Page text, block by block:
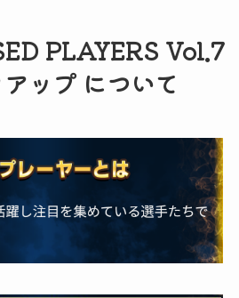
PLAYERS Vol.7
ップ について